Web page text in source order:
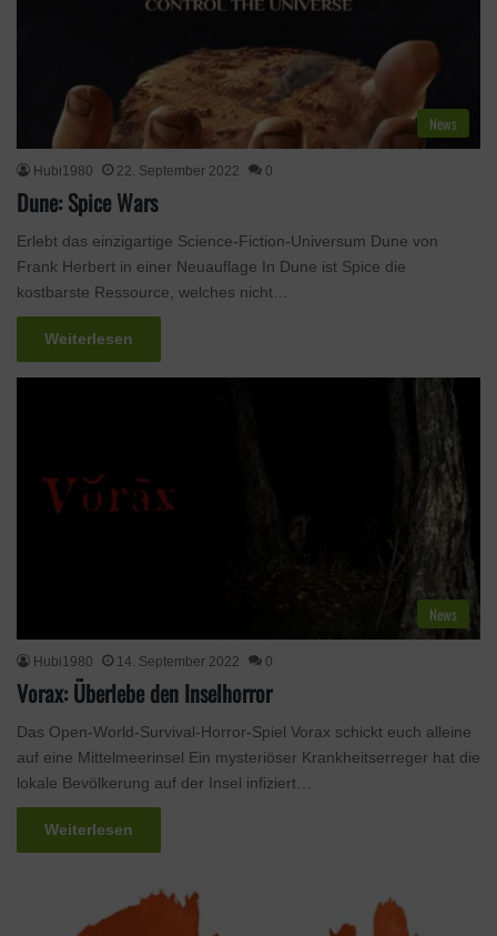
News
Hubi1980 22. September 2022 0
Dune: Spice Wars
Erlebt das einzigartige Science-Fiction-Universum Dune von
Frank Herbert in einer Neuauflage In Dune ist Spice die
kostbarste Ressource, welches nicht…
Weiterlesen
News
Hubi1980 14. September 2022 0
Vorax: Überlebe den Inselhorror
Das Open-World-Survival-Horror-Spiel Vorax schickt euch alleine
auf eine Mittelmeerinsel Ein mysteriöser Krankheitserreger hat die
lokale Bevölkerung auf der Insel infiziert…
Weiterlesen